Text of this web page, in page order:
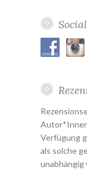
Verfügung
als solche